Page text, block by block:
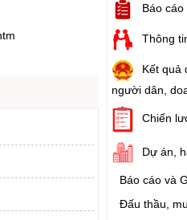
Báo
Thông
Kết quả
người dân,
Chiến
Dự án,
Báo cáo và
Đấu thầu,